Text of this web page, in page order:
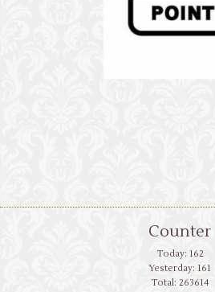
Counter
Today: 162
Yesterday: 161
Total: 263614